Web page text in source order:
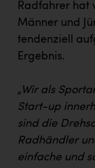
Radfahrer hat
Männer und
tendenziell
Ergebnis.
„Wir als
Start-up
sind die
Radhändler
einfache und